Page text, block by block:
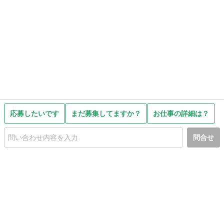
応募したいです まだ募集してますか？ お仕事の詳細は？
問合せ